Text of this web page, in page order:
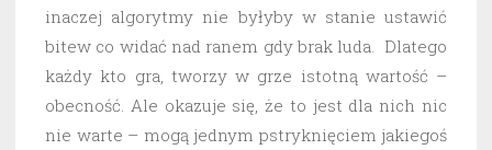
inaczej algorytmy nie byłyby w stanie ustawić
bitew co widać nad ranem gdy brak luda. Dlatego
każdy kto gra, tworzy w grze istotną wartość –
obecność. Ale okazuje się, że to jest dla nich nic
nie warte – mogą jednym pstryknięciem jakiegoś